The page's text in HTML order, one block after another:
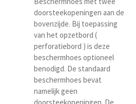
doorsteekopeningen aan de
bovenzijde. Bij toepassing
van het opzetbord (
perforatiebord ) is deze
beschermhoes optioneel
benodigd. De standaard
beschermhoes bevat
namelijk geen